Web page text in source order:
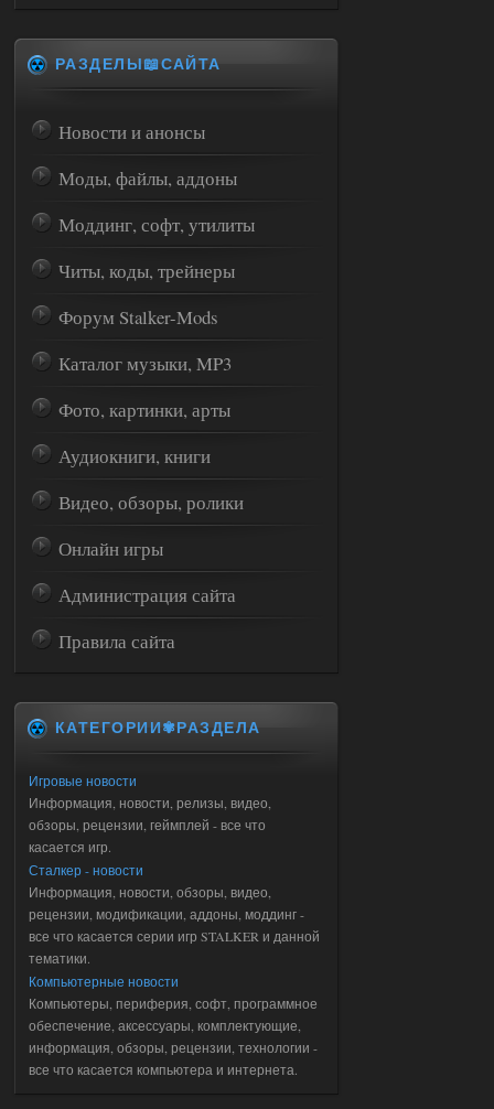
РАЗДЕЛЫ📖САЙТА
Новости и анонсы
Моды, файлы, аддоны
Моддинг, софт, утилиты
Читы, коды, трейнеры
Форум Stalker-Mods
Каталог музыки, MP3
Фото, картинки, арты
Аудиокниги, книги
Видео, обзоры, ролики
Онлайн игры
Администрация сайта
Правила сайта
КАТЕГОРИИ✾РАЗДЕЛА
Игровые новости
Информация, новости, релизы, видео,
обзоры, рецензии, геймплей - все что
касается игр.
Сталкер - новости
Информация, новости, обзоры, видео,
рецензии, модификации, аддоны, моддинг -
все что касается серии игр STALKER и данной
тематики.
Компьютерные новости
Компьютеры, периферия, софт, программное
обеспечение, аксессуары, комплектующие,
информация, обзоры, рецензии, технологии -
все что касается компьютера и интернета.